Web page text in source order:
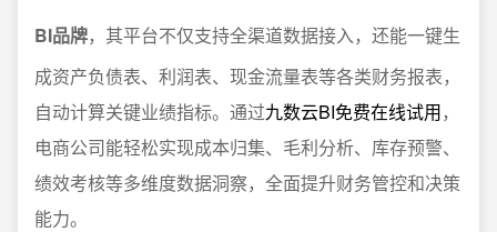
BI品牌，其平台不仅支持全渠道数据接入，还能一键生
成资产负债表、利润表、现金流量表等各类财务报表，
自动计算关键业绩指标。通过九数云BI免费在线试用，
电商公司能轻松实现成本归集、毛利分析、库存预警、
绩效考核等多维度数据洞察，全面提升财务管控和决策
能力。